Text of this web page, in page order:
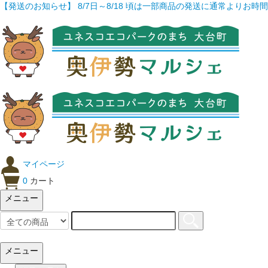
【発送のお知らせ】 8/7日～8/18 頃は一部商品の発送に通常よりお時
マイページ
0 カート
メニュー
メニュー